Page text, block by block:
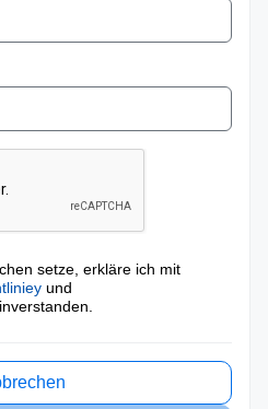
setze, erkläre ich mit
und